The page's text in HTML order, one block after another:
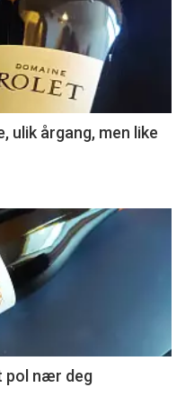
ulik årgang, men like
pol nær deg